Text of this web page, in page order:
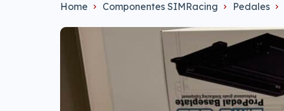
Home Componentes SIMRacing Pedales